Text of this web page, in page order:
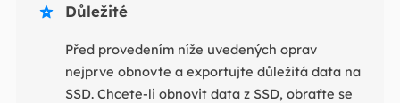
 Důležité
Před provedením níže uvedených oprav
nejprve obnovte a exportujte důležitá data na
SSD. Chcete-li obnovit data z SSD, obraťte se